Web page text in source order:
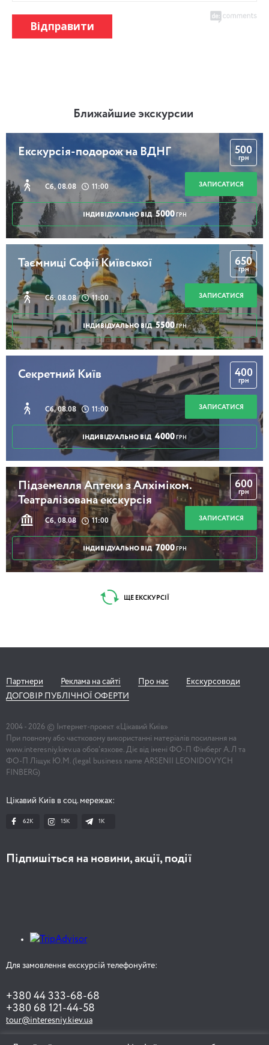
Відправити
Ближайшие экскурсии
Екскурсія-подорож на ВДНГ
Сб, 08.08 11:00
500
грн
ЗАПИСАТИСЯ
ІНДИВІДУАЛЬНО ВІД 5000 ГРН
Таємниці Софії Київської
Сб, 08.08 11:00
650
грн
ЗАПИСАТИСЯ
ІНДИВІДУАЛЬНО ВІД 5500 ГРН
Секретний Київ
Сб, 08.08 11:00
400
грн
ЗАПИСАТИСЯ
ІНДИВІДУАЛЬНО ВІД 4000 ГРН
Підземелля Аптеки з Алхіміком.
Театралізована екскурсія
Сб, 08.08 11:00
600
грн
ЗАПИСАТИСЯ
ІНДИВІДУАЛЬНО ВІД 7000 ГРН
ЩЕ ЕКСКУРСІЇ
Партнери Реклама на сайті Про нас
Екскурсоводи
ДОГОВІР ПУБЛІЧНОЇ ОФЕРТИ
2004 - 2026 © Інтернет-проект «Цікавий Київ»
При повному або частковому використанні матеріалів посилання на
www.interesniy.kiev.ua обов'язкове. Діє від імені ФО-П Фінберг А.Л та
ФО-П Ліщук Ю.М. (legal business name ARSENII LEONIDOVYCH
FINBERG)
Цікавий Київ в соц. мережах:
62K 15K 1К
Підпишіться на новини, акції, події
Для замовлення екскурсій телефонуйте:
+380 44 333-68-68
+380 68 121-44-58
tour@interesniy.kiev.ua